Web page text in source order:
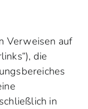
Verweisen auf
die
in